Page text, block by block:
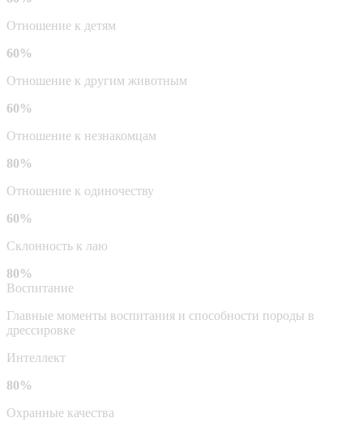
Отношение к детям
60%
Отношение к другим животным
60%
Отношение к незнакомцам
80%
Отношение к одиночеству
60%
Склонность к лаю
80%
Воспитание
Главные моменты воспитания и способности породы в
дрессировке
Интеллект
80%
Охранные качества